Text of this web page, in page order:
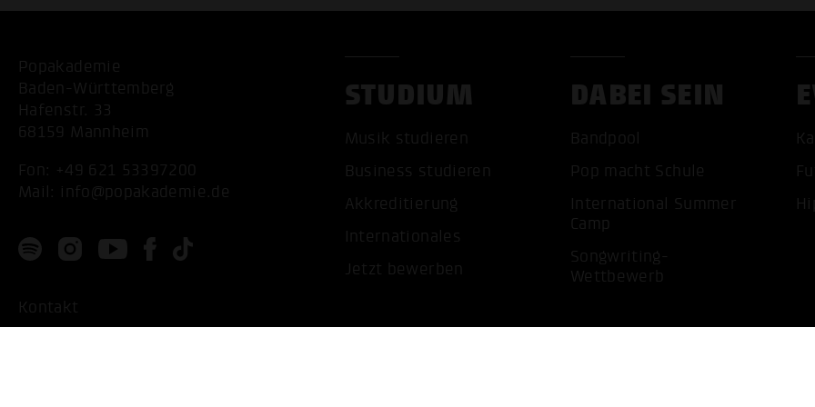
Popakademie
Baden-Württemberg
Hafenstr. 33
68159 Mannheim
Fon: +49 621 53397200
Mail: info@popakademie.de
Kontakt
STUDIUM
Musik studieren
Business studieren
Akkreditierung
Internationales
Jetzt bewerben
DABEI SEIN
Bandpool
Pop macht Schule
International Summer
Camp
Songwriting-
Wettbewerb